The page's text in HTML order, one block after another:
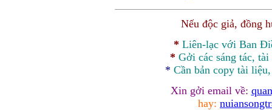
Nếu độc giả, đồng
* Liên-lạc với Ban
* Gởi các sáng tác,
* Cần bản copy tài
Xin gởi email về:
hay: